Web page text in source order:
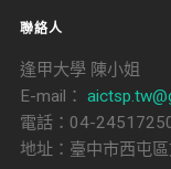
聯絡人
逢甲大學 陳小姐
E-mail：
電話：04-
地址：臺中市西屯